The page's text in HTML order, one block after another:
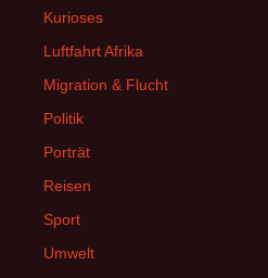
Kurioses
Luftfahrt Afrika
Migration & Flucht
Politik
Porträt
Reisen
Sport
Umwelt